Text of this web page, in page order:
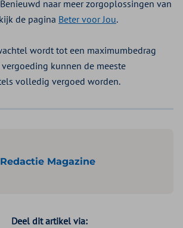
naar meer zorgoplossingen van
de pagina Beter voor Jou.
wordt tot een maximumbedrag
kunnen de meeste
volledig vergoed worden.
Redactie Magazine
Deel dit artikel via: